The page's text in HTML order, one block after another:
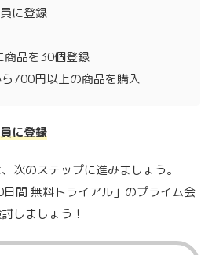
に登録
品を30個登録
700円以上の商品を購入
に登録
次のステップに進みましょう。
間 無料トライアル」のプライム会
しましょう！